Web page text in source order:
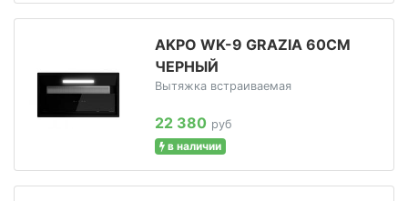
AKPO WK-9 GRAZIA 60СМ
ЧЕРНЫЙ
Вытяжка встраиваемая
22 380 руб
в наличии